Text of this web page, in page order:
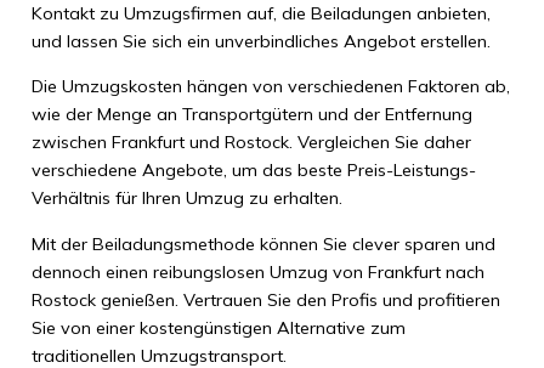
Kontakt zu Umzugsfirmen auf, die Beiladungen anbieten,
und lassen Sie sich ein unverbindliches Angebot erstellen.
Die Umzugskosten hängen von verschiedenen Faktoren ab,
wie der Menge an Transportgütern und der Entfernung
zwischen Frankfurt und Rostock. Vergleichen Sie daher
verschiedene Angebote, um das beste Preis-Leistungs-
Verhältnis für Ihren Umzug zu erhalten.
Mit der Beiladungsmethode können Sie clever sparen und
dennoch einen reibungslosen Umzug von Frankfurt nach
Rostock genießen. Vertrauen Sie den Profis und profitieren
Sie von einer kostengünstigen Alternative zum
traditionellen Umzugstransport.